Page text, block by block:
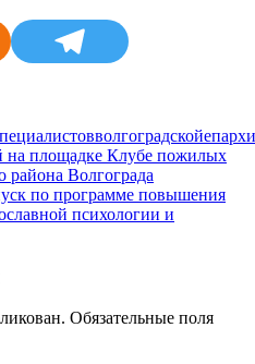
площадке Клубе пожилых
Волгограда
по программе повышения
психологии и
Обязательные поля